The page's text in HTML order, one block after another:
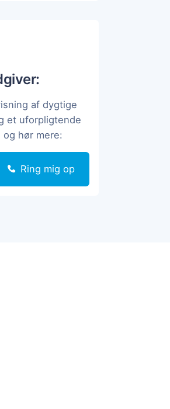
af dygtige
et uforpligtende
hør mere:
Ring mig op